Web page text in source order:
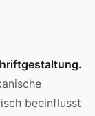
beeinflusst